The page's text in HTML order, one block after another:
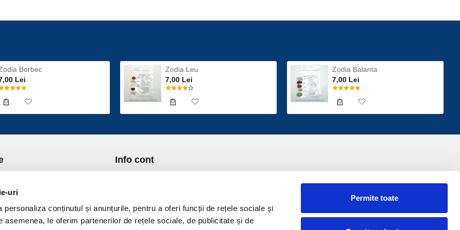
uri
personaliza conținutul și anunțurile, pentru a oferi funcții de rețele sociale și
asemenea, le oferim partenerilor de rețele sociale, de publicitate și de
Permite toate
Berbec
Lei
Zodia Leu
7,00 Lei
Zodia Balanta
7,00 Lei
si Plata
de Returnare
de confidentialitate
Info cont
Lista Favorite
GDPR - Protectia datelor